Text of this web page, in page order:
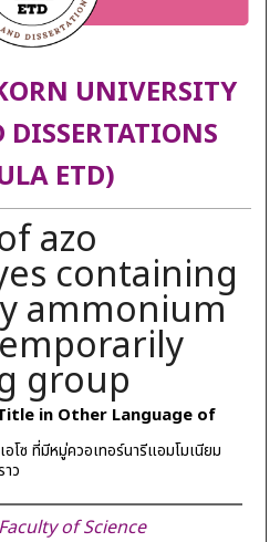
UNIVERSITY
DISSERTATIONS
ETD)
azo
containing
ammonium
group
in Other Language of
โซ ที่มีหมู่ควอเทอร์นารีแอมโมเนียม
ว
Faculty of Science